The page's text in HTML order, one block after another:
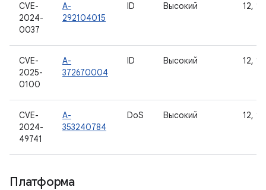
CVE-
2024-
0037
A-
292104015
ID Высокий 12,
CVE-
2025-
0100
A-
372670004
ID Высокий 12,
CVE-
2024-
49741
A-
353240784
DoS Высокий 12,
Платформа